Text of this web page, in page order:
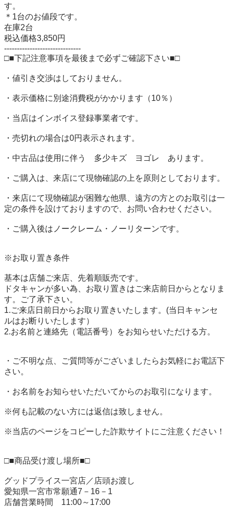
す。
＊1台のお値段です。
在庫2台
税込価格3,850円
------------------------------
□■下記注意事項を最後まで必ずご確認下さい■□
・値引き交渉はしておりません。
・表示価格に別途消費税がかかります（10％）
・当店はインボイス登録事業者です。
・売切れの場合は0円表示されます。
・中古品は使用に伴う　多少キズ　ヨゴレ　あります。
・ご購入は、来店にて現物確認の上を原則としております。
・来店にて現物確認が困難な他県、遠方の方とのお取引は一
定の条件を設けておりますので、お問い合わせください。
・ご購入後はノークレーム・ノーリターンです。
※お取り置き条件
基本は店舗ご来店、先着順販売です。
ドタキャンが多い為、お取り置きはご来店前日からとなりま
す。ご了承下さい。
1.ご来店日前日からお取り置きいたします。(当日キャンセ
ルはお断りいたします）
2.お名前と連絡先（電話番号）をお知らせいただける方。
・ご不明な点、ご質問等がございましたらお気軽にお電話下
さい。
・お名前をお知らせいただいてからのお取引になります。
※何も記載のない方には返信は致しません。
※当店のページをコピーした詐欺サイトにご注意ください！
□■商品受け渡し場所■□
グッドプライス一宮店／店頭お渡し
愛知県一宮市常願通7－16－1
店舗営業時間　11:00～17:00